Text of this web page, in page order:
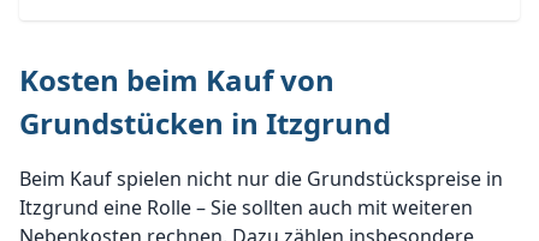
Kosten beim Kauf von
Grundstücken in Itzgrund
Beim Kauf spielen nicht nur die Grundstückspreise in
Itzgrund eine Rolle – Sie sollten auch mit weiteren
Nebenkosten rechnen. Dazu zählen insbesondere